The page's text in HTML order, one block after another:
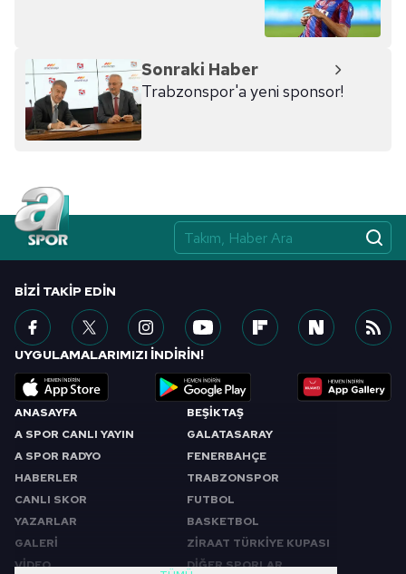
Sonraki Haber
Trabzonspor'a yeni sponsor!
ANASAYFA
A SPOR CANLI YAYIN
A SPOR RADYO
HABERLER
CANLI SKOR
YAZARLAR
GALERİ
VİDEO
BEŞİKTAŞ
GALATASARAY
FENERBAHÇE
TRABZONSPOR
FUTBOL
BASKETBOL
ZİRAAT TÜRKİYE KUPASI
DİĞER SPORLAR
BIZI TAKIP EDIN
UYGULAMALARIMIZI İNDİRİN!